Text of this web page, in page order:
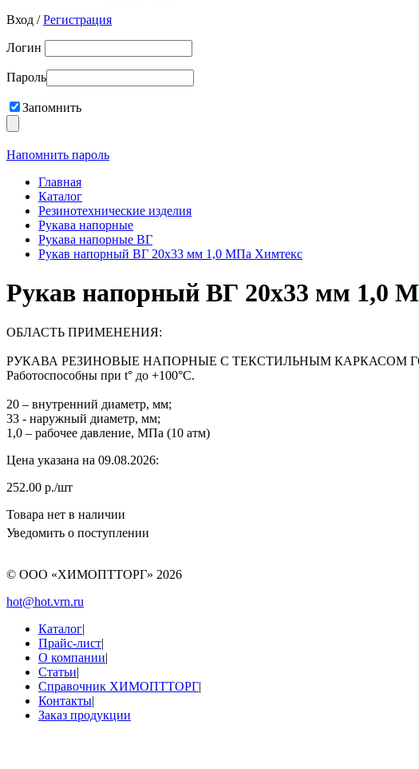
Вход /Регистрация
Логин
Пароль
Запомнить
Напомнить пароль
Главная
Каталог
Резинотехнические изделия
Рукава напорные
Рукава напорные ВГ
Рукав напорный ВГ 20х33 мм 1,0 МПа Химтекс
Рукав напорный ВГ 20х33 мм 1,0
ОБЛАСТЬ ПРИМЕНЕНИЯ:
РУКАВА РЕЗИНОВЫЕ НАПОРНЫЕ С ТЕКСТИЛЬНЫМ КАРКАСОМ ГОСТ
Работоспособны при t° до +100°С.
20 – внутренний диаметр, мм;
33 - наружный диаметр, мм;
1,0 – рабочее давление, МПа (10 атм)
Цена указана на 09.08.2026:
252.00 р./шт
Товара нет в наличии
Уведомить о поступлении
© ООО «ХИМОПТТОРГ» 2026
hot@hot.vrn.ru
Каталог|
Прайс-лист|
О компании|
Статьи|
Справочник ХИМОПТТОРГ|
Контакты|
Заказ продукции